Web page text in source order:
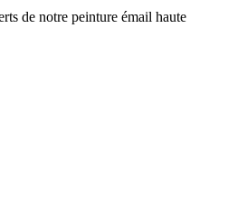
de notre peinture émail haute